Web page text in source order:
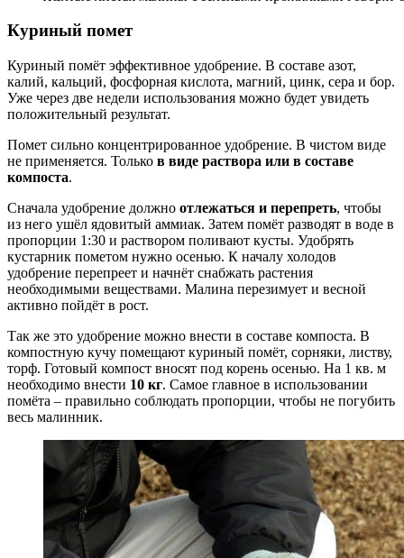
Куриный помет
Куриный помёт эффективное удобрение. В составе азот,
калий, кальций, фосфорная кислота, магний, цинк, сера и бор.
Уже через две недели использования можно будет увидеть
положительный результат.
Помет сильно концентрированное удобрение. В чистом виде
не применяется. Только в виде раствора или в составе
компоста.
Сначала удобрение должно отлежаться и перепреть, чтобы
из него ушёл ядовитый аммиак. Затем помёт разводят в воде в
пропорции 1:30 и раствором поливают кусты. Удобрять
кустарник пометом нужно осенью. К началу холодов
удобрение перепреет и начнёт снабжать растения
необходимыми веществами. Малина перезимует и весной
активно пойдёт в рост.
Так же это удобрение можно внести в составе компоста. В
компостную кучу помещают куриный помёт, сорняки, листву,
торф. Готовый компост вносят под корень осенью. На 1 кв. м
необходимо внести 10 кг. Самое главное в использовании
помёта – правильно соблюдать пропорции, чтобы не погубить
весь малинник.